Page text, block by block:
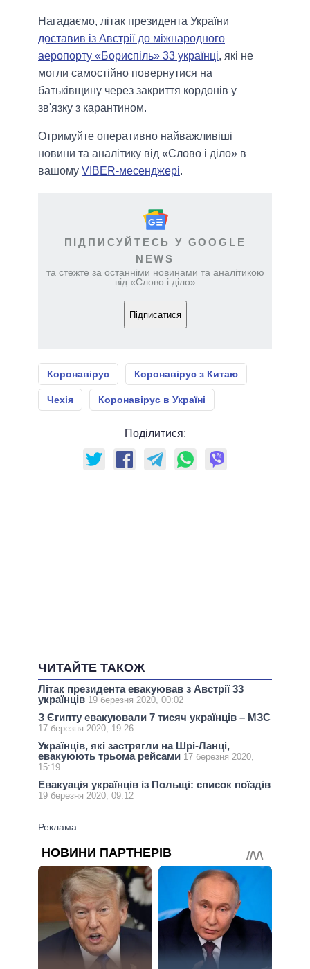
Нагадаємо, літак президента України
доставив із Австрії до міжнародного
аеропорту «Бориспіль» 33 українці, які не
могли самостійно повернутися на
батьківщину через закриття кордонів у
зв'язку з карантином.
Отримуйте оперативно найважливіші
новини та аналітику від «Слово і діло» в
вашому VIBER-месенджері.
ПІДПИСУЙТЕСЬ У GOOGLE
NEWS
та стежте за останніми новинами та аналітикою
від «Слово і діло»
Підписатися
Коронавірус Коронавірус з Китаю
Чехія Коронавірус в Україні
Поділитися:
ЧИТАЙТЕ ТАКОЖ
Літак президента евакуював з Австрії 33
українців 19 березня 2020, 00:02
З Єгипту евакуювали 7 тисяч українців – МЗС
17 березня 2020, 19:26
Українців, які застрягли на Шрі-Ланці,
евакуюють трьома рейсами 17 березня 2020,
15:19
Евакуація українців із Польщі: список поїздів
19 березня 2020, 09:12